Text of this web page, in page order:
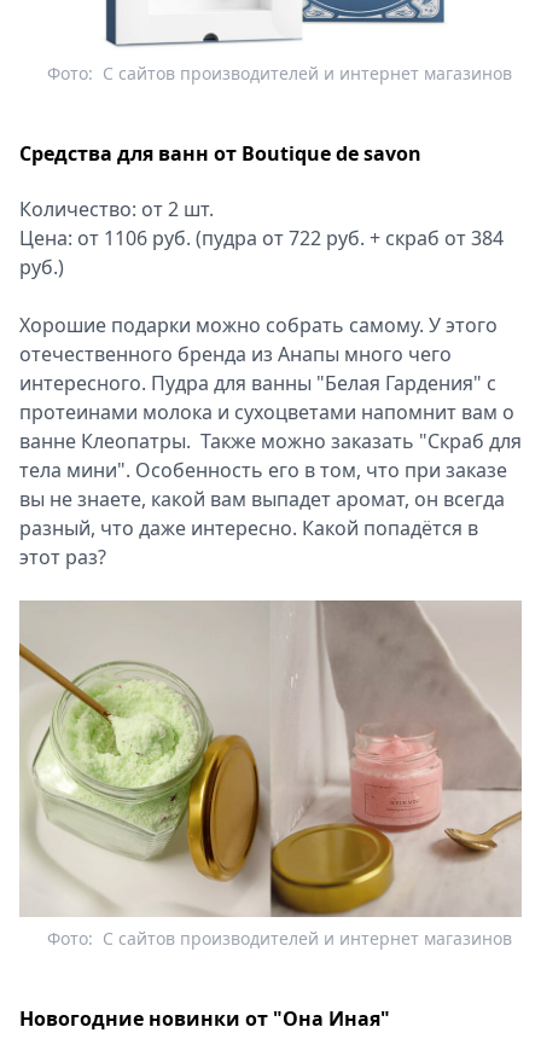
С сайтов производителей и интернет магазинов
Фото:
Средства для ванн от Boutique de savon
Количество: от 2 шт.
Цена: от 1106 руб. (пудра от 722 руб. + скраб от 384
руб.)
Хорошие подарки можно собрать самому. У этого
отечественного бренда из Анапы много чего
интересного. Пудра для ванны "Белая Гардения" с
протеинами молока и сухоцветами напомнит вам о
ванне Клеопатры. Также можно заказать "Скраб для
тела мини". Особенность его в том, что при заказе
вы не знаете, какой вам выпадет аромат, он всегда
разный, что даже интересно. Какой попадётся в
этот раз?
С сайтов производителей и интернет магазинов
Фото:
Новогодние новинки от "Она Иная"